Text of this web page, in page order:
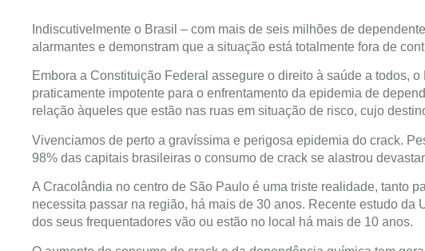
Indiscutivelmente o Brasil – com mais de seis milhões de
alarmantes e demonstram que a situação está totalmente fora de
Embora a Constituição Federal assegure o direito à saúde a todos,
praticamente impotente para o enfrentamento da epidemia de
relação àqueles que estão nas ruas em situação de risco, cujo
Vivenciamos de perto a gravíssima e perigosa epidemia do crack.
98% das capitais brasileiras o consumo de crack se alastrou
A Cracolândia no centro de São Paulo é uma triste realidade, tanto
necessita passar na região, há mais de 30 anos. Recente estudo
dos seus frequentadores vão ou estão no local há mais de 10 anos.